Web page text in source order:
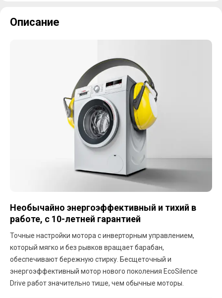
Описание
Необычайно энергоэффективный и тихий в
работе, с 10-летней гарантией
Точные настройки мотора с инверторным управлением,
который мягко и без рывков вращает барабан,
обеспечивают бережную стирку. Бесщеточный и
энергоэффективный мотор нового поколения EcoSilence
Drive работ значительно тише, чем обычные моторы.